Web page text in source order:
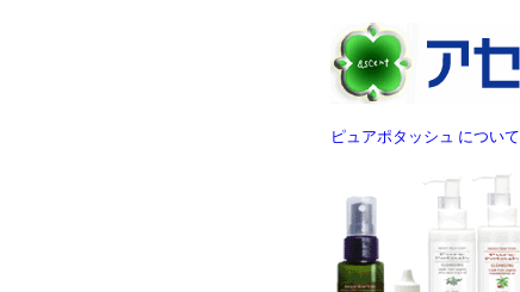
ピュアポタッシュ について